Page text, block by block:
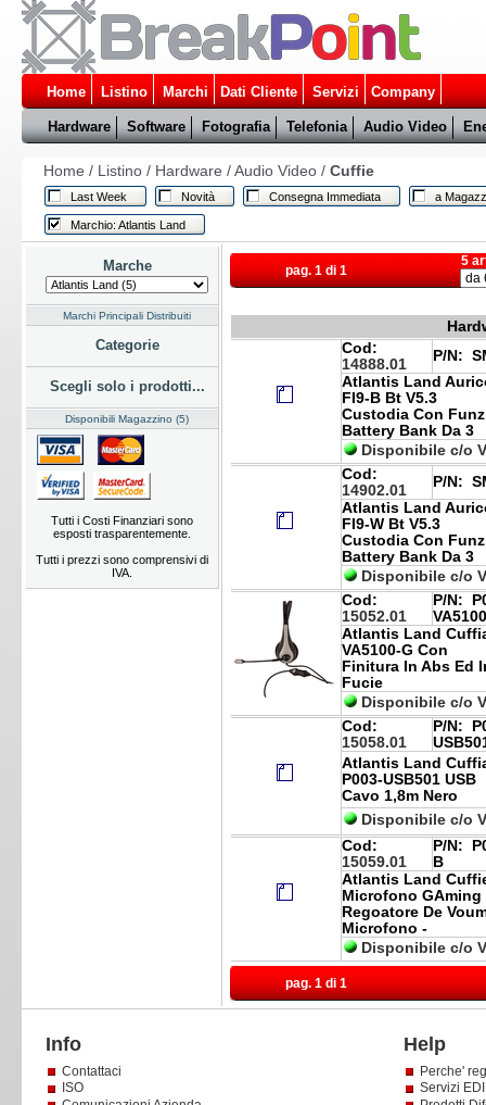
Home Listino Marchi Dati Cliente Servizi Company
Hardware Software Fotografia Telefonia Audio Video
Home / Listino/ Hardware / Audio Video/ Cuffie
Last Week Novità Consegna Immediata a
Marchio: Atlantis Land
Marche
Marchi Principali Distribuiti
Categorie
Scegli solo i prodotti...
Disponibili Magazzino (5)
Tutti i Costi Finanziari sono
esposti trasparentemente.
Tutti i prezzi sono comprensivi di
IVA.
pag. 1 di 1
5
Cod:
14888.01
P/N:
Atlantis Land
FI9-B Bt V5.3
Custodia Con
Battery Bank Da 3
Disponibile c/o
Cod:
14902.01
P/N:
Atlantis Land
FI9-W Bt V5.3
Custodia Con
Battery Bank Da 3
Disponibile c/o
Cod:
15052.01
P/N:
Atlantis Land
VA5100-G Con
Finitura In Abs Ed
Fucie
Disponibile c/o
Cod:
15058.01
P/N:
Atlantis Land
P003-USB501 USB
Cavo 1,8m Nero
Disponibile c/o
Cod:
15059.01
P/N:
B
Atlantis Land
Microfono GAming
Regoatore De
Microfono -
Disponibile c/o
pag. 1 di 1
Info Help
Contattaci
ISO
Perche'
Servizi